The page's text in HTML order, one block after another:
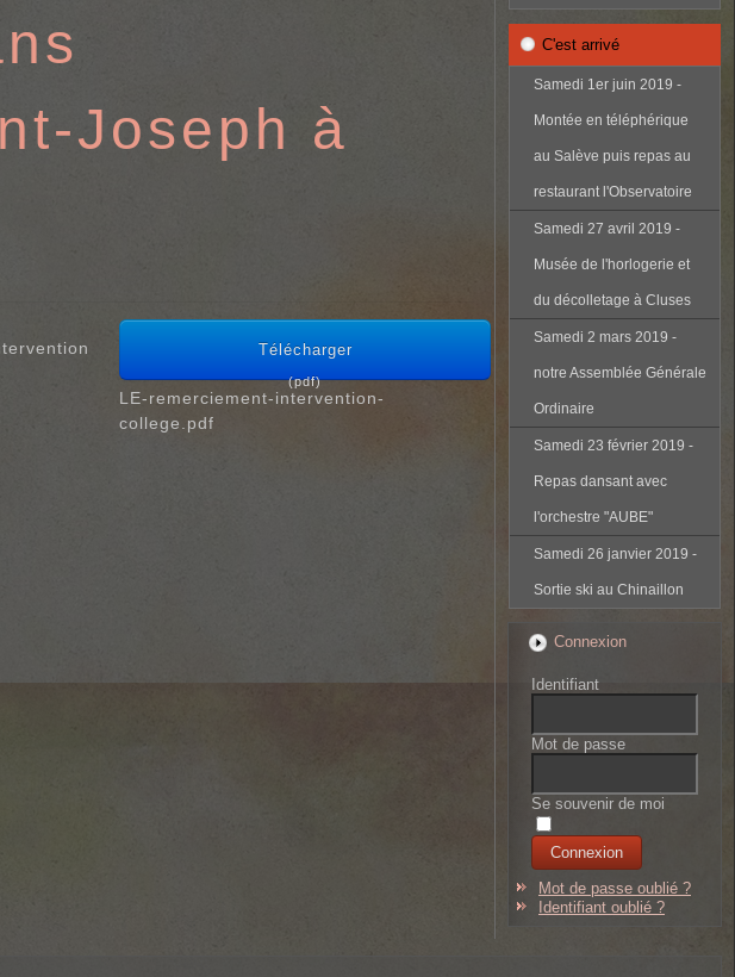
Joseph à
Télécharger
(pdf)
LE-remerciement-intervention-
college.pdf
C'est arrivé
Samedi 1er juin 2019 -
Montée en téléphérique
au Salève puis repas au
restaurant l'Observatoire
Samedi 27 avril 2019 -
Musée de l'horlogerie et
du décolletage à Cluses
Samedi 2 mars 2019 -
notre Assemblée Générale
Ordinaire
Samedi 23 février 2019 -
Repas dansant avec
l'orchestre "AUBE"
Samedi 26 janvier 2019 -
Sortie ski au Chinaillon
Connexion
Identifiant
Mot de passe
Se souvenir de moi
Mot de passe oublié ?
Identifiant oublié ?